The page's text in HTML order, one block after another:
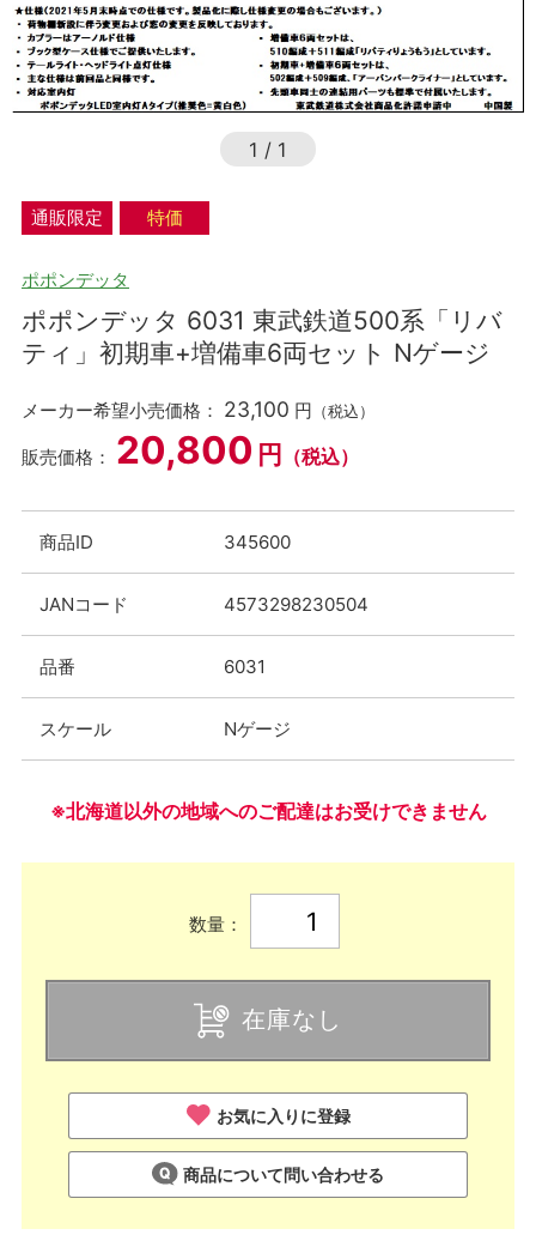
1 / 1
通販限定 特価
ポポンデッタ
ポポンデッタ 6031 東武鉄道500系「リバ
ティ」初期車+増備車6両セット Nゲージ
メーカー希望小売価格： 23,100 円 （税込）
販売価格： 20,800 円 （税込）
商品ID 345600
JANコード 4573298230504
品番 6031
スケール Nゲージ
※北海道以外の地域へのご配達はお受けできません
数量：
在庫なし
お気に入りに登録
商品について問い合わせる